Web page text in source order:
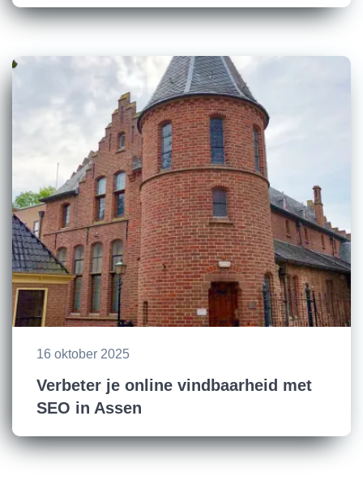
16 oktober 2025
Verbeter je online vindbaarheid met
SEO in Assen